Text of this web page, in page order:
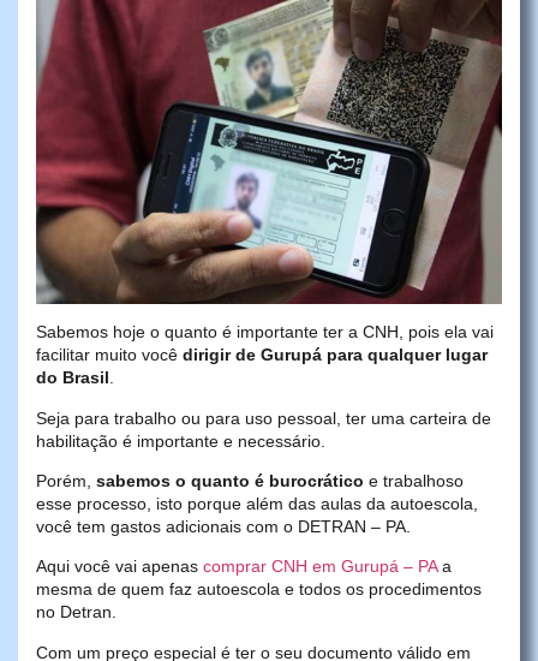
Sabemos hoje o quanto é importante ter a CNH, pois ela vai
facilitar muito você dirigir de Gurupá para qualquer lugar
do Brasil.
Seja para trabalho ou para uso pessoal, ter uma carteira de
habilitação é importante e necessário.
Porém, sabemos o quanto é burocrático e trabalhoso
esse processo, isto porque além das aulas da autoescola,
você tem gastos adicionais com o DETRAN – PA.
Aqui você vai apenas comprar CNH em Gurupá – PAa
mesma de quem faz autoescola e todos os procedimentos
no Detran.
Com um preço especial é ter o seu documento válido em